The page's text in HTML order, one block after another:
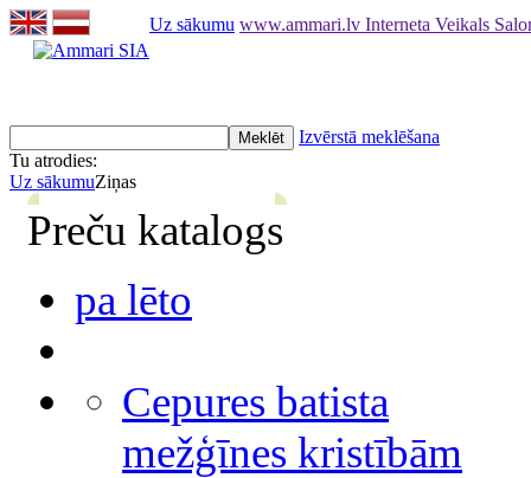
Uz sākumu www.ammari.lv Interneta Veikals
Izvērstā meklēšana
Tu atrodies:
Uz sākumuZiņas
Preču katalogs
pa lēto
Cepures batista
mežģīnes kristībām